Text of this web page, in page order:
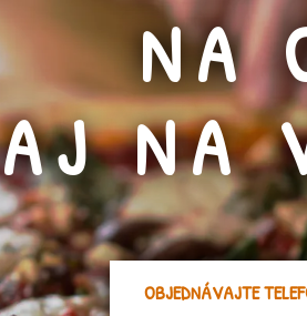
NA
AJ NA
OBJEDNÁVAJTE